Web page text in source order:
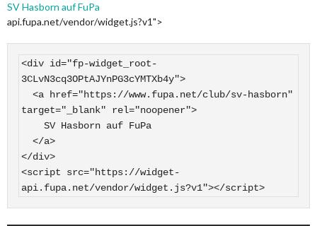
SV Hasborn auf FuPa
api.fupa.net/vendor/widget.js?v1">
<div id="fp-widget_root-
3CLvN3cq3OPtAJYnPG3cYMTXb4y">
target="_blank" rel="noopener">
</div>
<script src="https://widget-
api.fupa.net/vendor/widget.js?v1"></script>